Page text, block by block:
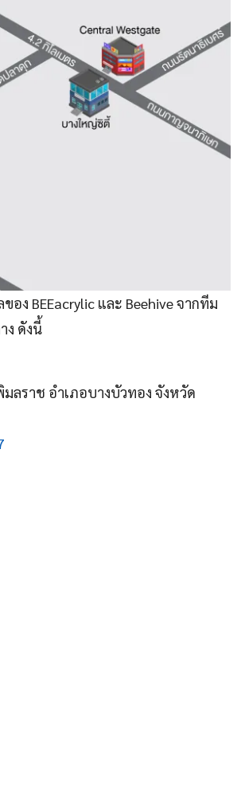
ง BEEacrylic และ Beehive จากทีม
ง ดังนี้
ราช อำเภอบางบัวทอง จังหวัด